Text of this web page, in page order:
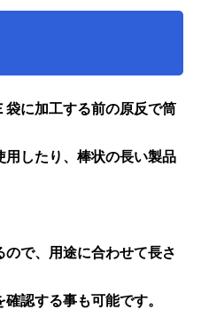
に加工する前の原反で筒
したり、棒状の長い製品
で、用途に合わせて長さ
認する事も可能です。